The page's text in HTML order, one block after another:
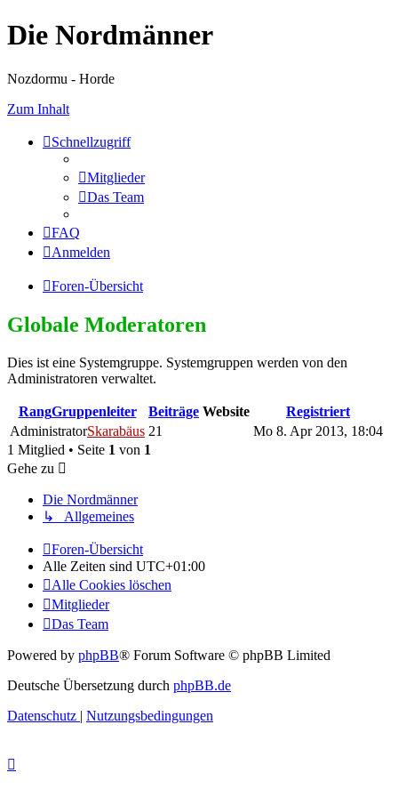
Die Nordmänner
Nozdormu - Horde
Zum Inhalt
Schnellzugriff
Mitglieder
Das Team
FAQ
Anmelden
Foren-Übersicht
Globale Moderatoren
Dies ist eine Systemgruppe. Systemgruppen werden von den
Administratoren verwaltet.
RangGruppenleiter Beiträge Website
Registriert
AdministratorSkarabäus 21
Mo 8. Apr 2013, 18:04
1 Mitglied • Seite 1 von 1
Gehe zu
Die Nordmänner
↳ Allgemeines
Foren-Übersicht
Alle Zeiten sind UTC+01:00
Alle Cookies löschen
Mitglieder
Das Team
Powered by phpBB® Forum Software © phpBB Limited
Deutsche Übersetzung durch phpBB.de
Datenschutz | Nutzungsbedingungen